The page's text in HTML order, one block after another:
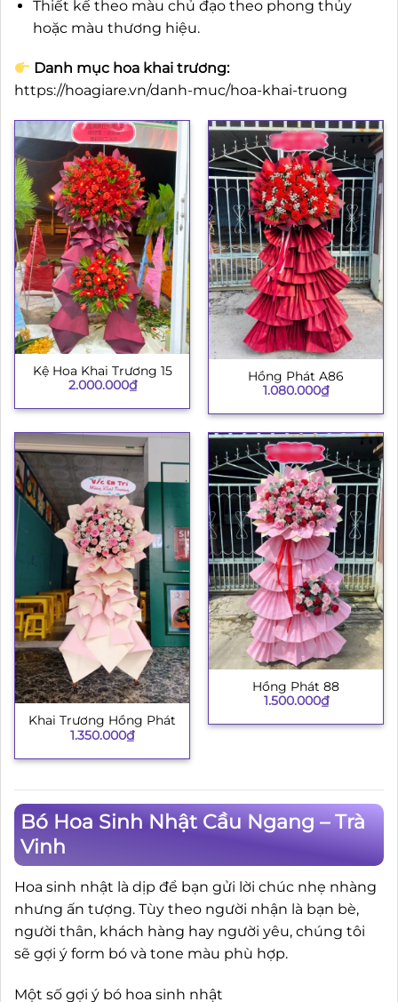
Thiết kế theo màu chủ đạo theo phong thủy
hoặc màu thương hiệu.
Danh mục hoa khai trương:
https://hoagiare.vn/danh-muc/hoa-khai-truong
Kệ Hoa Khai Trương 15
2.000.000₫
Hồng Phát A86
1.080.000₫
Khai Trương Hồng Phát
1.350.000₫
Hồng Phát 88
1.500.000₫
Bó Hoa Sinh Nhật Cầu Ngang – Trà
Vinh
Hoa sinh nhật là dịp để bạn gửi lời chúc nhẹ nhàng
nhưng ấn tượng. Tùy theo người nhận là bạn bè,
người thân, khách hàng hay người yêu, chúng tôi
sẽ gợi ý form bó và tone màu phù hợp.
Một số gợi ý bó hoa sinh nhật